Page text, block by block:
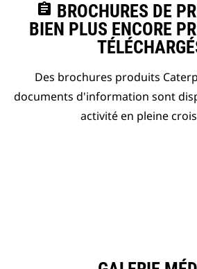
assignment BROCHURES DE
BIEN PLUS ENCORE
Des brochures produits
documents d'information sont
activité en pleine